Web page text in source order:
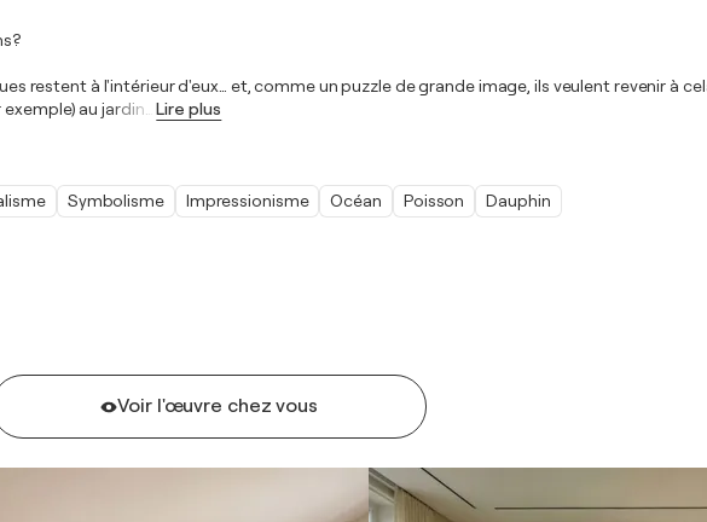
Voir l'œuvre chez vous
restent à l'intérieur d'eux… et, comme un puzzle de grande image, ils veulent revenir à
au jardin
Lire plus
Symbolisme Impressionisme Océan Poisson Dauphin